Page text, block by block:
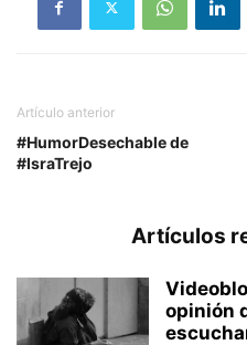
Artículo anterior
#HumorDesechable de
#IsraTrejo
Artículos
opinión